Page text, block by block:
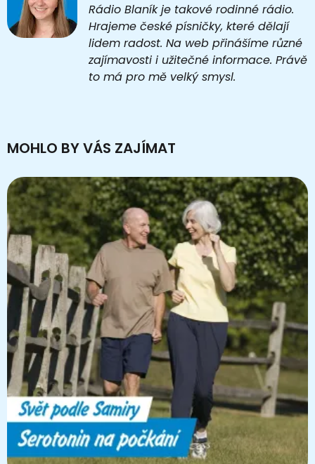
Rádio Blaník je takové rodinné rádio.
Hrajeme české písničky, které dělají
lidem radost. Na web přinášíme různé
zajímavosti i užitečné informace. Právě
to má pro mě velký smysl.
MOHLO BY VÁS ZAJÍMAT